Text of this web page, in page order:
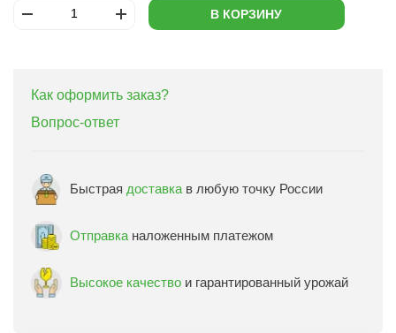
В КОРЗИНУ
Как оформить заказ?
Вопрос-ответ
Быстрая доставка в любую точку России
Отправка наложенным платежом
Высокое качество и гарантированный урожай